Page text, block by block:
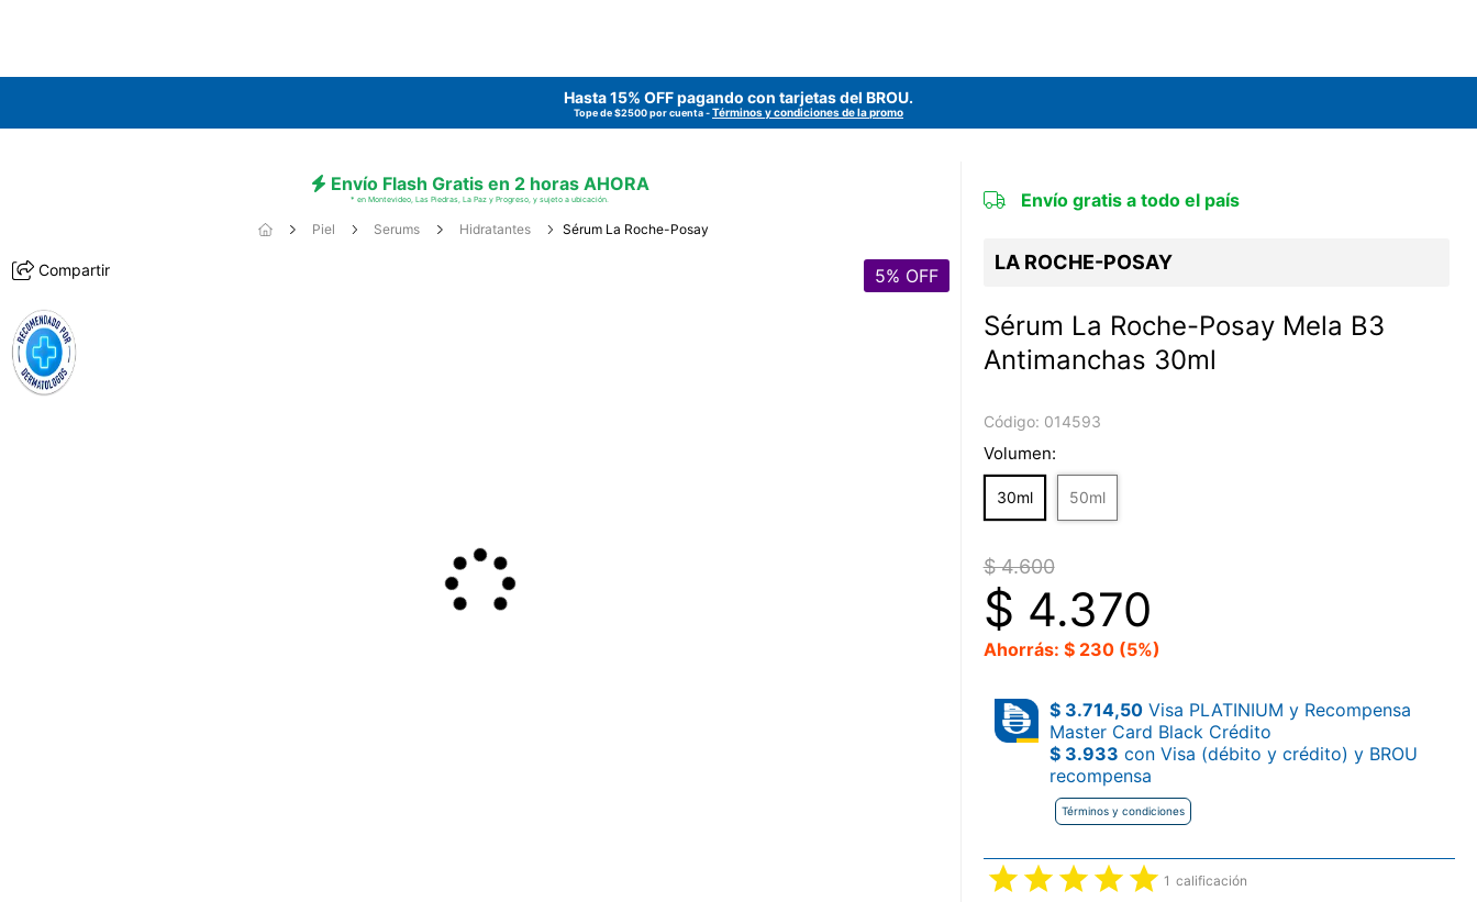
Hasta 15% OFF pagando con tarjetas del BROU.
Tope de $2500 por cuenta -Términos y condiciones de la promo
Envío Flash Gratis en 2 horas AHORA
* en Montevideo, Las Piedras, La Paz y Progreso, y sujeto a ubicación.
Piel Serums Hidratantes Sérum La Roche-Posay
Compartir 5% OFF
Envío gratis a todo el país
LA ROCHE-POSAY
Sérum La Roche-Posay Mela B3
Antimanchas 30ml
Código: 014593
Volumen:
30ml 50ml
$ 4.600
$ 4.370
Ahorrás: $ 230 (5%)
$ 3.714,50Visa PLATINIUM y Recompensa
Master Card Black Crédito
$ 3.933 con Visa (débito y crédito) y BROU
recompensa
Términos y condiciones
1 calificación